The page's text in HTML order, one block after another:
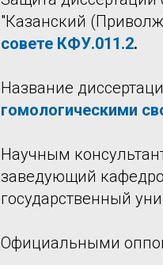
"Казанский
совете КФУ.011.2.
Название
гомологическими
Научным
заведующий
государственный
Официальными